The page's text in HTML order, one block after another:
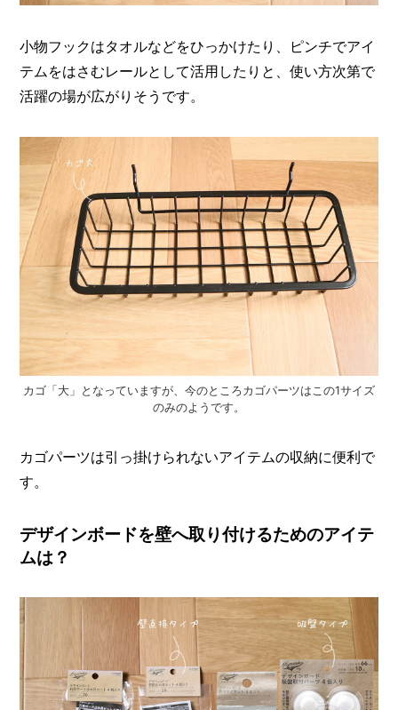
小物フックはタオルなどをひっかけたり、ピンチでアイ
テムをはさむレールとして活用したりと、使い方次第で
活躍の場が広がりそうです。
カゴ「大」となっていますが、今のところカゴパーツはこの1サイズ
のみのようです。
カゴパーツは引っ掛けられないアイテムの収納に便利で
す。
デザインボードを壁へ取り付けるためのアイテ
ムは？